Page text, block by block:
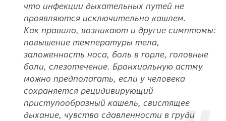
что инфекции дыхательных путей не
проявляются исключительно кашлем.
Как правило, возникают и другие симптомы:
повышение температуры тела,
заложенность носа, боль в горле, головные
боли, слезотечение. Бронхиальную астму
можно предполагать, если у человека
сохраняется рецидивирующий
приступообразный кашель, свистящее
дыхание, чувство сдавленности в груди